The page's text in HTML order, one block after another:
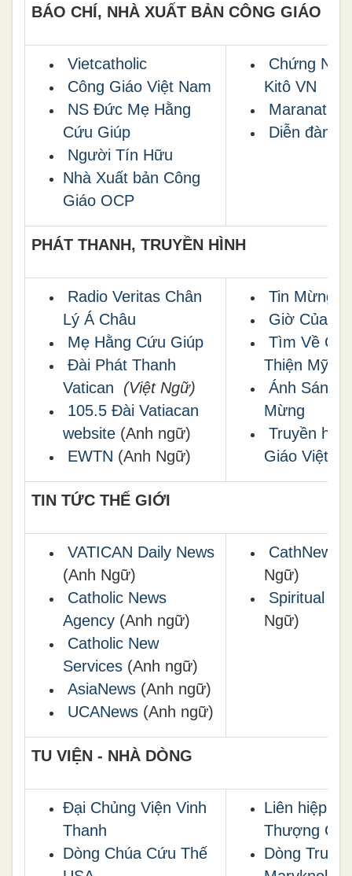
BÁO CHÍ, NHÀ XUẤT BẢN CÔNG GIÁO
Vietcatholic
Công Giáo Việt Nam
NS Ðức Mẹ Hằng
Cứu Giúp
Người Tín Hữu
Nhà Xuất bản Công
Giáo OCP
Chứng
Kitô VN
Maranatha
Diễn đàn
PHÁT THANH, TRUYỀN HÌNH
Radio Veritas Chân
Lý Á Châu
Mẹ Hằng Cứu Giúp
Ðài Phát Thanh
Vatican
(Việt Ngữ)
105.5 Đài Vatiacan
website (Anh ngữ)
EWTN (Anh Ngữ)
Tin Mừng
Giờ Của
Tìm Về
Thiện Mỹ
Ánh Sáng
Mừng
Truyền
Giáo Việt
TIN TỨC THẾ GIỚI
VATICAN Daily News
(Anh Ngữ)
Catholic News
Agency (Anh ngữ)
Catholic New
Services (Anh ngữ)
AsiaNews (Anh ngữ)
UCANews (Anh ngữ)
CathNews
Ngữ)
Spiritual
Ngữ)
TU VIỆN - NHÀ DÒNG
Đại Chủng Viện Vinh
Thanh
Dòng Chúa Cứu Thế
Liên hiệp
Thượng Cấp
Dòng